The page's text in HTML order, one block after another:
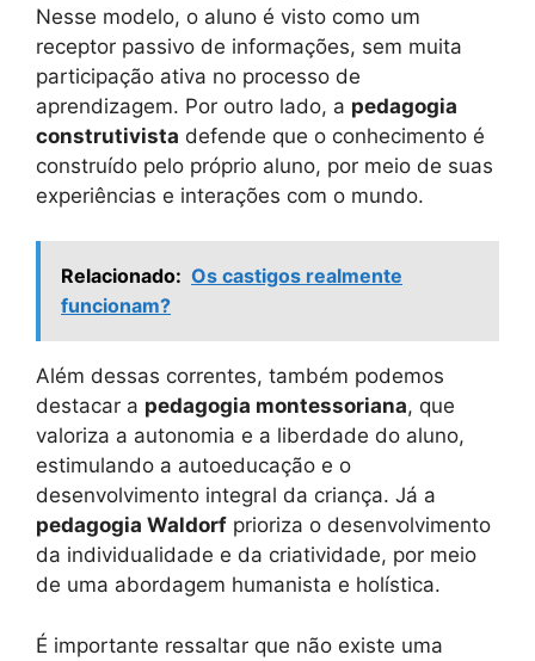
Nesse modelo, o aluno é visto como um
receptor passivo de informações, sem muita
participação ativa no processo de
aprendizagem. Por outro lado, a pedagogia
construtivista defende que o conhecimento é
construído pelo próprio aluno, por meio de suas
experiências e interações com o mundo.
Relacionado: Os castigos realmente
funcionam?
Além dessas correntes, também podemos
destacar a pedagogia montessoriana, que
valoriza a autonomia e a liberdade do aluno,
estimulando a autoeducação e o
desenvolvimento integral da criança. Já a
pedagogia Waldorf prioriza o desenvolvimento
da individualidade e da criatividade, por meio
de uma abordagem humanista e holística.
É importante ressaltar que não existe uma